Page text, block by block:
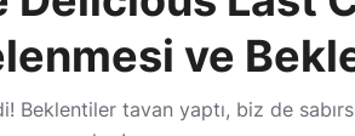
ve
Beklentiler tavan yaptı, biz de